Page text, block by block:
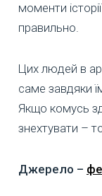
моменти
правильно.
Цих людей в
саме завдяки
Якщо комусь
знехтувати –
Джерело –